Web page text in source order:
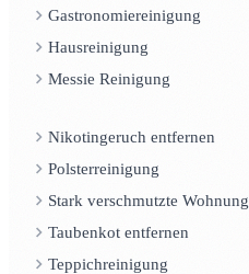
Gastronomiereinigung
Hausreinigung
Messie Reinigung
Nikotingeruch entfernen
Polsterreinigung
Stark verschmutzte Wohnung
Taubenkot entfernen
Teppichreinigung